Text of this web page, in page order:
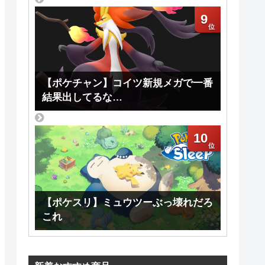
9
【ポケチャン】コイツ新規メガで一番
結果出してるな…
10
【ポケスリ】ミュウツーぶっ壊れだろ
これ